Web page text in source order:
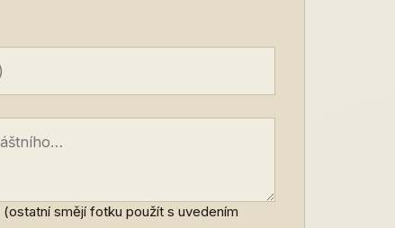
(ostatní smějí fotku použít s uvedením